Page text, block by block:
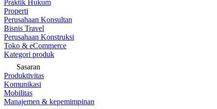
Praktik Hukum
Properti
Perusahaan Konsultan
Bisnis Travel
Perusahaan Konstruksi
Toko & eCommerce
Kategori produk
Sasaran
Produktivitas
Komunikasi
Mobilitas
Manajemen & kepemimpinan